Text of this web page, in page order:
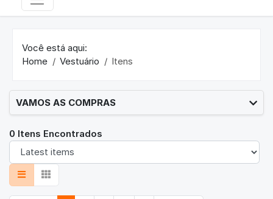
Você está aqui:
Home
Vestuário Itens
VAMOS AS COMPRAS
0 Itens Encontrados